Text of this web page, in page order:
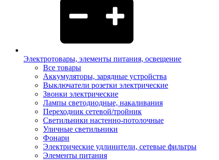
Электротовары, элементы питания, освещение
Все товары
Аккумуляторы, зарядные устройства
Выключатели розетки электрические
Звонки электрические
Лампы светодиодные, накаливания
Переходник сетевой/тройник
Светильники настенно-потолочные
Уличные светильники
Фонари
Электрические удлинители, сетевые фильтры
Элементы питания